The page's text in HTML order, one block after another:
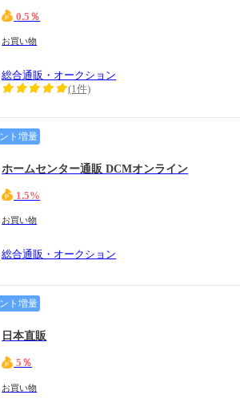
0.5％
お買い物
総合通販・オークション
(1件)
ト増量
ホームセンター通販 DCMオンライン
1.5%
お買い物
総合通販・オークション
ト増量
日本直販
5％
お買い物